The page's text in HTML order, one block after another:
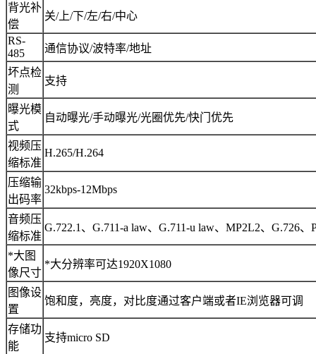
背光补
偿
关/上/下/左/右/中心
RS-
485
通信协议/波特率/地址
坏点检
测
支持
曝光模
式
自动曝光/手动曝光/光圈优先/快门优先
视频压
缩标准
H.265/H.264
压缩输
出码率
32kbps-12Mbps
音频压
缩标准
G.722.1、G.711-a law、G.711-u law、MP2L2、G.726、
*大图
像尺寸
*大分辨率可达1920X1080
图像设
置
饱和度，亮度，对比度通过客户端或者IE浏览器可调
存储功
能
支持micro SD